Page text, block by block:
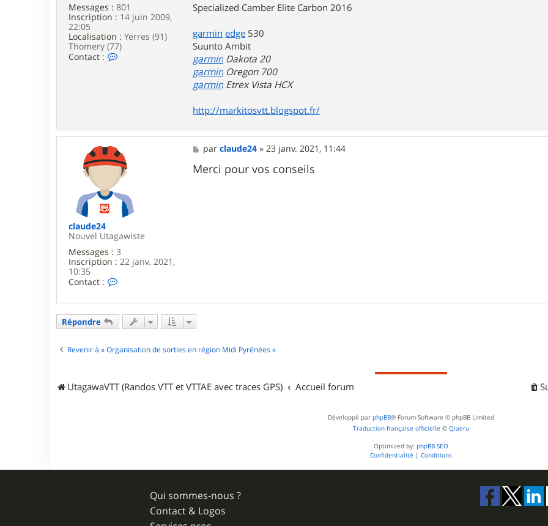
Messages : 801
Inscription : 14 juin 2009,
22:05
Localisation : Yerres (91)
Thomery (77)
Contact :
r
a
r
k
i
t
o
s
Specialized Camber Elite Carbon 2016
garmin edge 530
Suunto Ambit
garmin Dakota 20
garmin Oregon 700
garmin Etrex Vista HCX
http://markitosvtt.blogspot.fr/
claude24
Nouvel Utagawiste
Messages : 3
Inscription : 22 janv. 2021,
10:35
Contact :
c
e
a
M
e
s
s
parclaude24 » 23 janv. 2021, 11:44
Merci pour vos conseils
Répondre
Revenir à « Organisation de sorties en région Midi Pyrénées »
UtagawaVTT (Randos VTT et VTTAE avec traces GPS) Accueil forum
Développé par phpBB® Forum Software © phpBB Limited
Traduction française officielle © Qiaeru
Optimized by: phpBB SEO
Confidentialité | Conditions
Qui sommes-nous ?
Contact & Logos